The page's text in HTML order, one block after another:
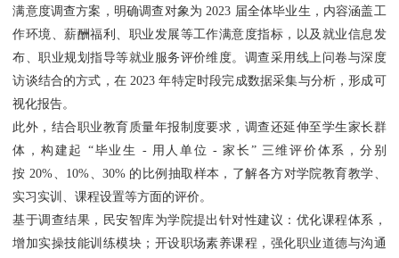
满意度调查方案，明确调查对象为 2023 届全体毕业生，内容涵盖工
作环境、薪酬福利、职业发展等工作满意度指标，以及就业信息发
布、职业规划指导等就业服务评价维度。调查采用线上问卷与深度
访谈结合的方式，在 2023 年特定时段完成数据采集与分析，形成可
视化报告。
此外，结合职业教育质量年报制度要求，调查还延伸至学生家长群
体，构建起 “毕业生 - 用人单位 - 家长” 三维评价体系，分别
按 20%、10%、30% 的比例抽取样本，了解各方对学院教育教学、
实习实训、课程设置等方面的评价。
基于调查结果，民安智库为学院提出针对性建议：优化课程体系，
增加实操技能训练模块；开设职场素养课程，强化职业道德与沟通